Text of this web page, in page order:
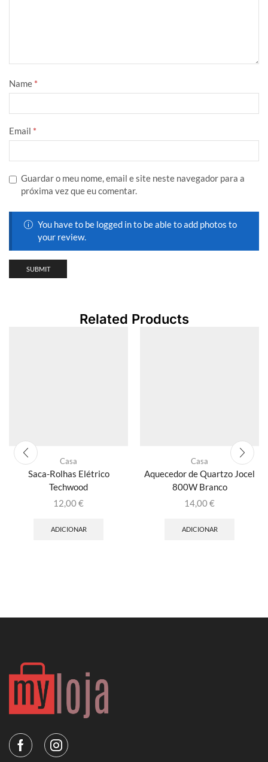
Name *
Email *
Guardar o meu nome, email e site neste navegador para a
próxima vez que eu comentar.
You have to be logged in to be able to add photos to
your review.
Related Products
Casa
Saca-Rolhas Elétrico
Techwood
12,00€
ADICIONAR
Casa
Aquecedor de Quartzo Jocel
800W Branco
14,00€
ADICIONAR